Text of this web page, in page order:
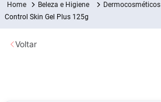
Beleza e Higiene Dermocosméticos
Control Skin Gel Plus 125g
Voltar
Termos mais buscados
1º Fralda
2